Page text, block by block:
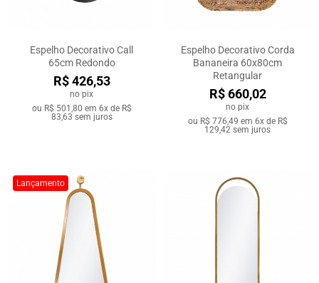
Espelho Decorativo Call
65cm Redondo
R$ 426,53
no pix
ou R$ 501,80 em 6x de R$
83,63 sem juros
Espelho Decorativo Corda
Bananeira 60x80cm
Retangular
R$ 660,02
no pix
ou R$ 776,49 em 6x de R$
129,42 sem juros
Lançamento